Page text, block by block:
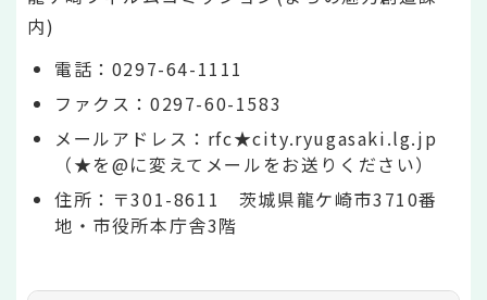
内)
電話：0297-64-1111
ファクス：0297-60-1583
メールアドレス：rfc★city.ryugasaki.lg.jp
（★を@に変えてメールをお送りください）
住所：〒301-8611 茨城県龍ケ崎市3710番
地・市役所本庁舎3階